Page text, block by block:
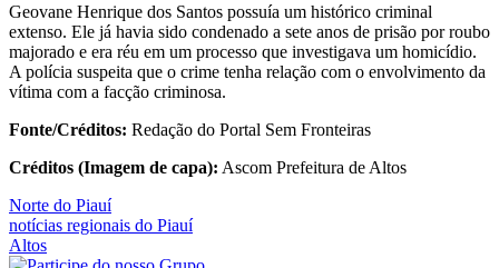
Geovane Henrique dos Santos possuía um histórico criminal
extenso. Ele já havia sido condenado a sete anos de prisão por roubo
majorado e era réu em um processo que investigava um homicídio.
A polícia suspeita que o crime tenha relação com o envolvimento da
vítima com a facção criminosa.
Fonte/Créditos: Redação do Portal Sem Fronteiras
Créditos (Imagem de capa): Ascom Prefeitura de Altos
Norte do Piauí
notícias regionais do Piauí
Altos